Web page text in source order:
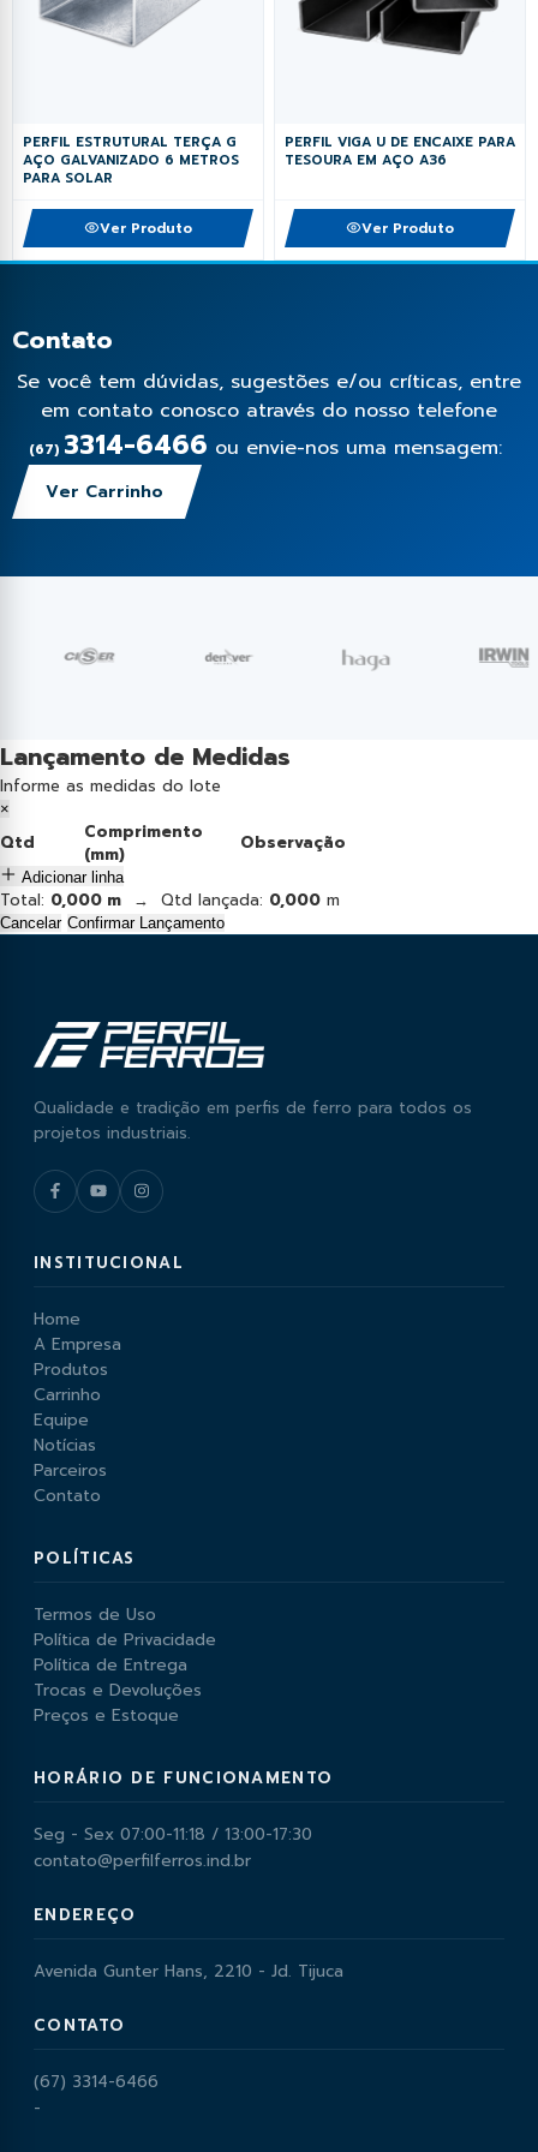
PERFIL ESTRUTURAL TERÇA G
AÇO GALVANIZADO 6 METROS
PARA SOLAR
Ver Produto
PERFIL VIGA U DE ENCAIXE PARA
TESOURA EM AÇO A36
Ver Produto
Contato
Se você tem dúvidas, sugestões e/ou críticas, entre
em contato conosco através do nosso telefone
(67) 3314-6466 ou envie-nos uma mensagem:
Ver Carrinho
Lançamento de Medidas
Informe as medidas do lote
×
Qtd
Comprimento
(mm)
Observação
Adicionar linha
Total: 0,000 m → Qtd lançada: 0,000 m
Cancelar Confirmar Lançamento
Qualidade e tradição em perfis de ferro para todos os
projetos industriais.
INSTITUCIONAL
Home
A Empresa
Produtos
Carrinho
Equipe
Notícias
Parceiros
Contato
POLÍTICAS
Termos de Uso
Política de Privacidade
Política de Entrega
Trocas e Devoluções
Preços e Estoque
HORÁRIO DE FUNCIONAMENTO
Seg - Sex 07:00-11:18 / 13:00-17:30
contato@perfilferros.ind.br
ENDEREÇO
Avenida Gunter Hans, 2210 - Jd. Tijuca
CONTATO
(67) 3314-6466
-